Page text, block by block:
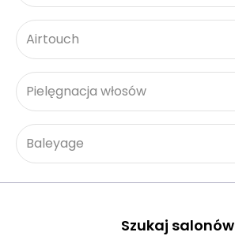
Airtouch
Pielęgnacja włosów
Baleyage
Szukaj salonów